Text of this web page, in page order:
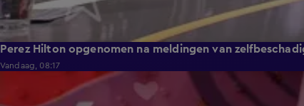
Perez Hilton opgenomen na meldingen van
Vandaag, 08:17